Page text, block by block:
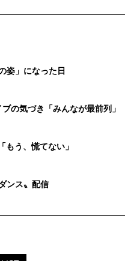
姿」になった日
の気づき「みんなが最前列」
う、慌てない」
ンス〟配信